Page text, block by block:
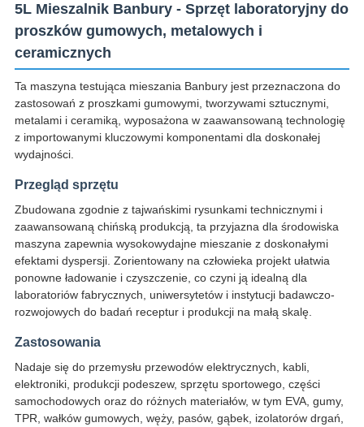
5L Mieszalnik Banbury - Sprzęt laboratoryjny do
proszków gumowych, metalowych i
ceramicznych
Ta maszyna testująca mieszania Banbury jest przeznaczona do
zastosowań z proszkami gumowymi, tworzywami sztucznymi,
metalami i ceramiką, wyposażona w zaawansowaną technologię
z importowanymi kluczowymi komponentami dla doskonałej
wydajności.
Przegląd sprzętu
Zbudowana zgodnie z tajwańskimi rysunkami technicznymi i
zaawansowaną chińską produkcją, ta przyjazna dla środowiska
maszyna zapewnia wysokowydajne mieszanie z doskonałymi
efektami dyspersji. Zorientowany na człowieka projekt ułatwia
ponowne ładowanie i czyszczenie, co czyni ją idealną dla
laboratoriów fabrycznych, uniwersytetów i instytucji badawczo-
rozwojowych do badań receptur i produkcji na małą skalę.
Zastosowania
Nadaje się do przemysłu przewodów elektrycznych, kabli,
elektroniki, produkcji podeszew, sprzętu sportowego, części
samochodowych oraz do różnych materiałów, w tym EVA, gumy,
TPR, wałków gumowych, węży, pasów, gąbek, izolatorów drgań,